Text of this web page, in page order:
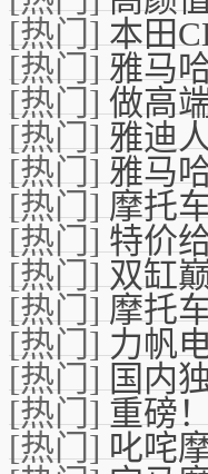
[热门]本田
[热门]雅马
[热门]做高
[热门]雅迪
[热门]雅马
[热门]摩托
[热门]特价
[热门]双缸
[热门]摩托
[热门]力帆
[热门]国内
[热门]重磅
[热门]叱咤